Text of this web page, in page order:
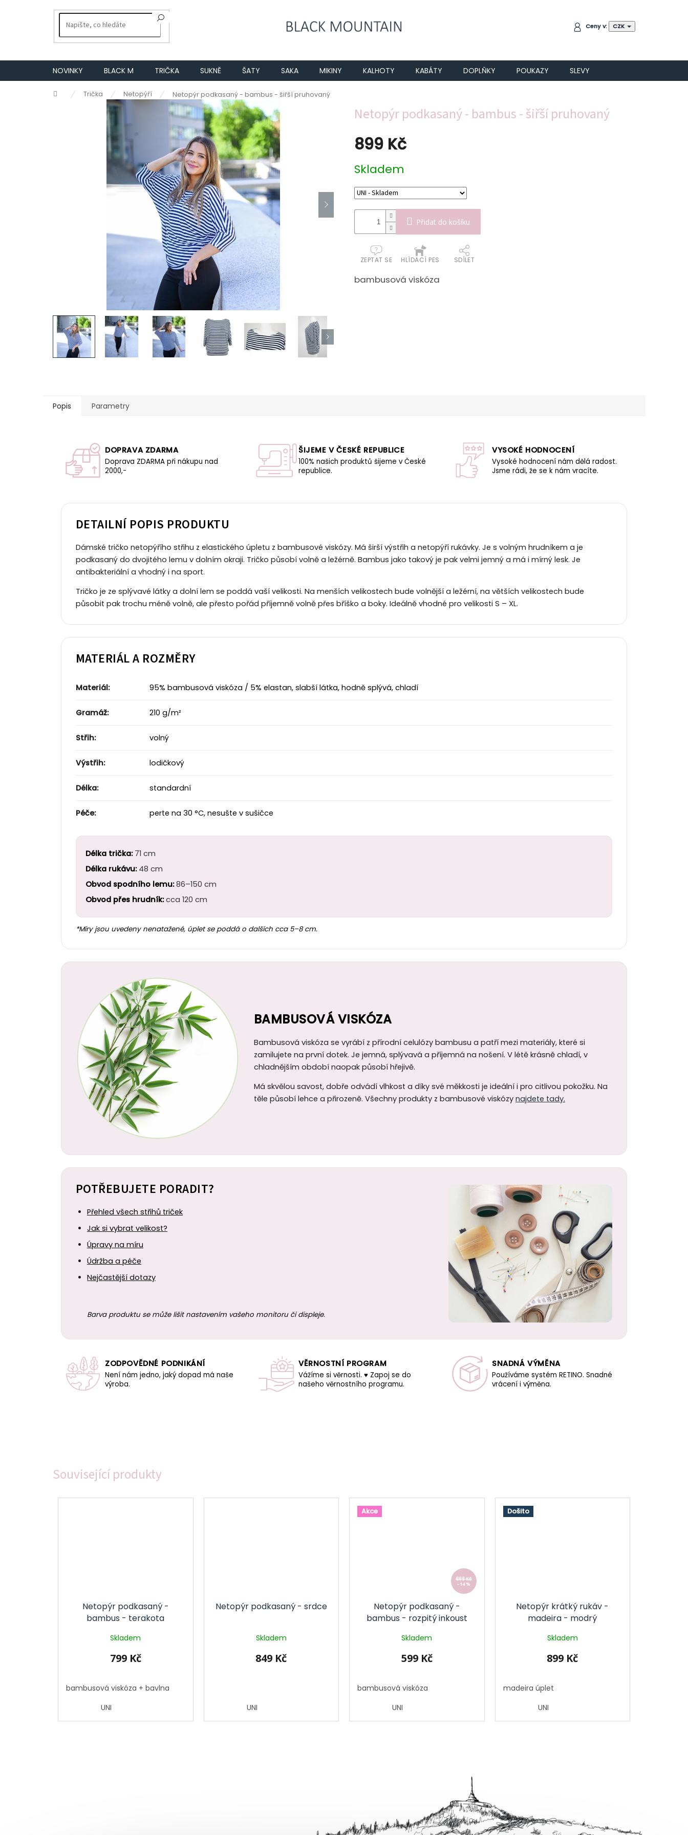
NÁKUPNÍCeny v: CZK
NOVINKY BLACK M TRIČKA SUKNĚ ŠATY SAKA MIKINY KALHOTY KABÁTY DOPLŇKY POUKAZY SLEVY
Domů Trička Netopýří Netopýr podkasaný - bambus - šiřší pruhovaný
Netopýr podkasaný - bambus - šiřší pruhovaný
899 Kč
cena:
Skladem
Přidat do košíku
ZEPTAT SE HLÍDACÍ PES SDÍLET
bambusová viskóza
Související produkty
Netopýr podkasaný -
bambus - terakota
Skladem
799 Kč
bambusová viskóza + bavlna
UNI
Netopýr podkasaný - srdce
Skladem
849 Kč
UNI
Akce
699 Kč
–14 %
Netopýr podkasaný -
bambus - rozpitý inkoust
Skladem
599 Kč
bambusová viskóza
UNI
Došito
Netopýr krátký rukáv -
madeira - modrý
Skladem
899 Kč
madeira úplet
UNI
Popis Parametry
DOPRAVA ZDARMA
Doprava ZDARMA při nákupu nad
2000,-
ŠIJEME V ČESKÉ REPUBLICE
100% našich produktů šijeme v České
republice.
VYSOKÉ HODNOCENÍ
Vysoké hodnocení nám dělá radost.
Jsme rádi, že se k nám vracíte.
DETAILNÍ POPIS PRODUKTU
Dámské tričko netopýřího střihu z elastického úpletu z bambusové viskózy. Má širší výstřih a netopýří rukávky. Je s volným hrudníkem a je
podkasaný do dvojitého lemu v dolním okraji. Tričko působí volně a ležérně. Bambus jako takový je pak velmi jemný a má i mírný lesk. Je
antibakteriální a vhodný i na sport.
Tričko je ze splývavé látky a dolní lem se poddá vaší velikosti. Na menších velikostech bude volnější a ležérní, na větších velikostech bude
působit pak trochu méně volně, ale přesto pořád příjemně volně přes bříško a boky. Ideálně vhodné pro velikosti S – XL.
MATERIÁL A ROZMĚRY
Materiál: 95% bambusová viskóza / 5% elastan, slabší látka, hodně splývá, chladí
Gramáž: 210 g/m²
Střih: volný
Výstřih: lodičkový
Délka: standardní
Péče: perte na 30 °C, nesušte v sušičce
Délka trička:71 cm
Délka rukávu:48 cm
Obvod spodního lemu:86–150 cm
Obvod přes hrudník:cca 120 cm
*Míry jsou uvedeny nenatažené, úplet se poddá o dalších cca 5–8 cm.
BAMBUSOVÁ VISKÓZA
Bambusová viskóza se vyrábí z přírodní celulózy bambusu a patří mezi materiály, které si
zamilujete na první dotek. Je jemná, splývavá a příjemná na nošení. V létě krásně chladí, v
chladnějším období naopak působí hřejivě.
Má skvělou savost, dobře odvádí vlhkost a díky své měkkosti je ideální i pro citlivou pokožku. Na
těle působí lehce a přirozeně. Všechny produkty z bambusové viskózy najdete tady.
POTŘEBUJETE PORADIT?
Přehled všech střihů triček
Jak si vybrat velikost?
Úpravy na míru
Údržba a péče
Nejčastější dotazy
Barva produktu se může lišit nastavením vašeho monitoru či displeje.
ZODPOVĚDNÉ PODNIKÁNÍ
Není nám jedno, jaký dopad má naše
výroba.
VĚRNOSTNÍ PROGRAM
Vážíme si věrnosti. ♥ Zapoj se do
našeho věrnostního programu.
SNADNÁ VÝMĚNA
Používáme systém RETINO. Snadné
vrácení i výměna.